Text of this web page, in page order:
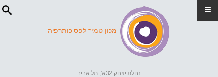
מכון טמיר לפסיכותרפיה
נחלת יצחק 32א', תל אביב
≡